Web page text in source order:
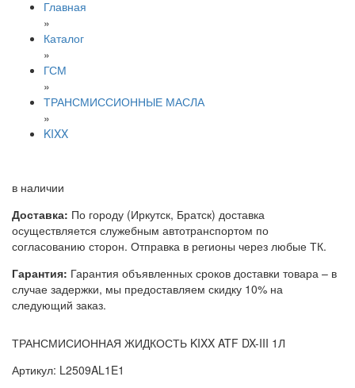
Главная
»
Каталог
»
ГСМ
»
ТРАНСМИССИОННЫЕ МАСЛА
»
KIXX
в наличии
Доставка: По городу (Иркутск, Братск) доставка
осуществляется служебным автотранспортом по
согласованию сторон. Отправка в регионы через любые ТК.
Гарантия: Гарантия объявленных сроков доставки товара – в
случае задержки, мы предоставляем скидку 10% на
следующий заказ.
ТРАНСМИСИОННАЯ ЖИДКОСТЬ KIXX ATF DX-III 1Л
Артикул: L2509AL1E1